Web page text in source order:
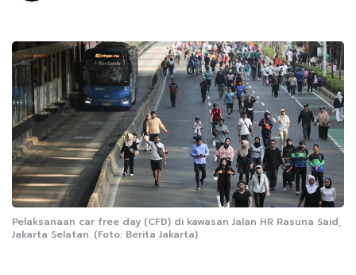
Pelaksanaan car free day (CFD) di kawasan Jalan HR Rasuna Said,
Jakarta Selatan. (Foto: Berita Jakarta)